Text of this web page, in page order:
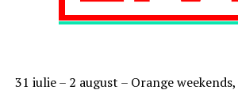
31 iulie – 2 august – Orange weekends,